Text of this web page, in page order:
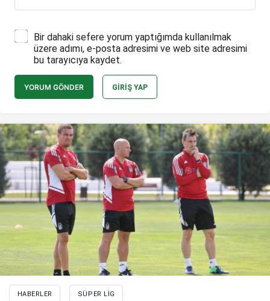
Bir dahaki sefere yorum yaptığımda kullanılmak
üzere adımı, e-posta adresimi ve web site adresimi
bu tarayıcıya kaydet.
YORUM GÖNDER GIRIŞ YAP
HABERLER SÜPER LIG